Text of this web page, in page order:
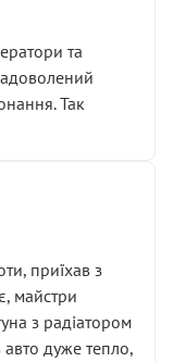
та
Так
приїхав з
майстри
з радіатором
авто дуже тепло,